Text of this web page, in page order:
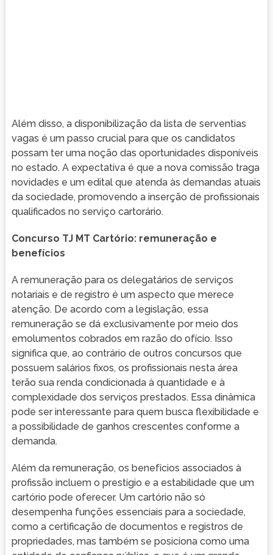
Além disso, a disponibilização da lista de serventias
vagas é um passo crucial para que os candidatos
possam ter uma noção das oportunidades disponíveis
no estado. A expectativa é que a nova comissão traga
novidades e um edital que atenda às demandas atuais
da sociedade, promovendo a inserção de profissionais
qualificados no serviço cartorário.
Concurso TJ MT Cartório: remuneração e
benefícios
A remuneração para os delegatários de serviços
notariais e de registro é um aspecto que merece
atenção. De acordo com a legislação, essa
remuneração se dá exclusivamente por meio dos
emolumentos cobrados em razão do ofício. Isso
significa que, ao contrário de outros concursos que
possuem salários fixos, os profissionais nesta área
terão sua renda condicionada à quantidade e à
complexidade dos serviços prestados. Essa dinâmica
pode ser interessante para quem busca flexibilidade e
a possibilidade de ganhos crescentes conforme a
demanda.
Além da remuneração, os benefícios associados à
profissão incluem o prestígio e a estabilidade que um
cartório pode oferecer. Um cartório não só
desempenha funções essenciais para a sociedade,
como a certificação de documentos e registros de
propriedades, mas também se posiciona como uma